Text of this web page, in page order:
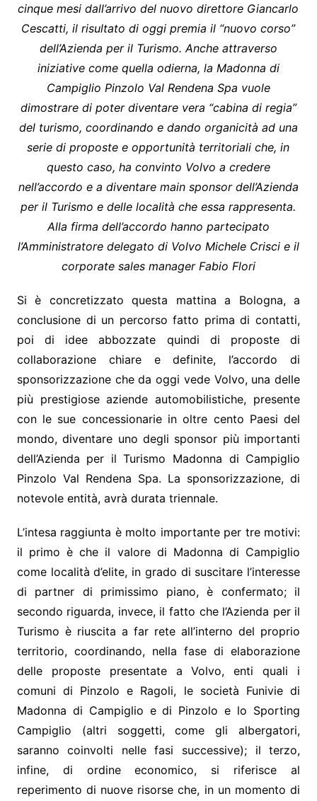
cinque mesi dall’arrivo del nuovo direttore Giancarlo
Cescatti, il risultato di oggi premiail “nuovo corso”
dell’Azienda per il Turismo. Anche attraverso
iniziative come quella odierna, la Madonna di
Campiglio Pinzolo Val Rendena Spa vuole
dimostrare di poter diventare vera “cabina di regia”
del turismo, coordinando e dando organicità ad una
serie di proposte e opportunità territoriali che, in
questo caso, ha convinto Volvo a credere
nell’accordo e a diventare main sponsor dell’Azienda
per il Turismo e delle località che essa rappresenta.
Alla firma dell’accordo hanno partecipato
l’Amministratore delegato di Volvo Michele Crisci e il
corporate sales manager Fabio Flori
Si è concretizzato questa mattina a Bologna, a
conclusione di un percorso fatto prima di contatti,
poi di idee abbozzate quindi di proposte di
collaborazione chiare e definite, l’accordo di
sponsorizzazione che da oggi vede Volvo, una delle
più prestigiose aziende automobilistiche, presente
con le sue concessionarie in oltre cento Paesi del
mondo, diventare uno degli sponsor più importanti
dell’Azienda per il Turismo Madonna di Campiglio
Pinzolo Val Rendena Spa. La sponsorizzazione, di
notevole entità, avrà durata triennale.
L’intesa raggiunta è molto importante per tre motivi:
il primo è che il valore di Madonna di Campiglio
come località d’elite, in grado di suscitare l’interesse
di partner di primissimo piano, è confermato; il
secondo riguarda, invece, il fatto che l’Azienda per il
Turismo è riuscita a far rete all’interno del proprio
territorio, coordinando, nella fase di elaborazione
delle proposte presentate a Volvo, enti quali i
comuni di Pinzolo e Ragoli, le società Funivie di
Madonna di Campiglio e di Pinzolo e lo Sporting
Campiglio (altri soggetti, come gli albergatori,
saranno coinvolti nelle fasi successive); il terzo,
infine, di ordine economico, si riferisce al
reperimento di nuove risorse che, in un momento di